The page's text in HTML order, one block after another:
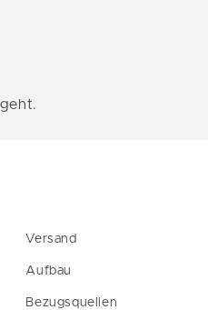
Versand
Aufbau
Bezugsquellen